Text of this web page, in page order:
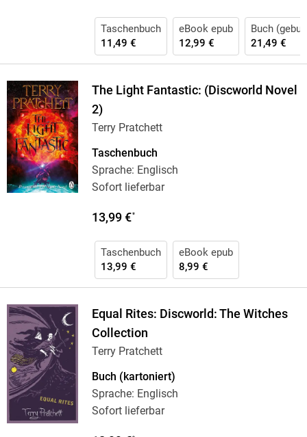
Taschenbuch
11,49 €
eBook epub
12,99 €
Buch
21,49 €
The Light Fantastic: (Discworld Novel
2)
Terry Pratchett
Taschenbuch
Sprache: Englisch
Sofort lieferbar
13,99 €*
Taschenbuch
13,99 €
eBook epub
8,99 €
Equal Rites: Discworld: The Witches
Collection
Terry Pratchett
Buch (kartoniert)
Sprache: Englisch
Sofort lieferbar